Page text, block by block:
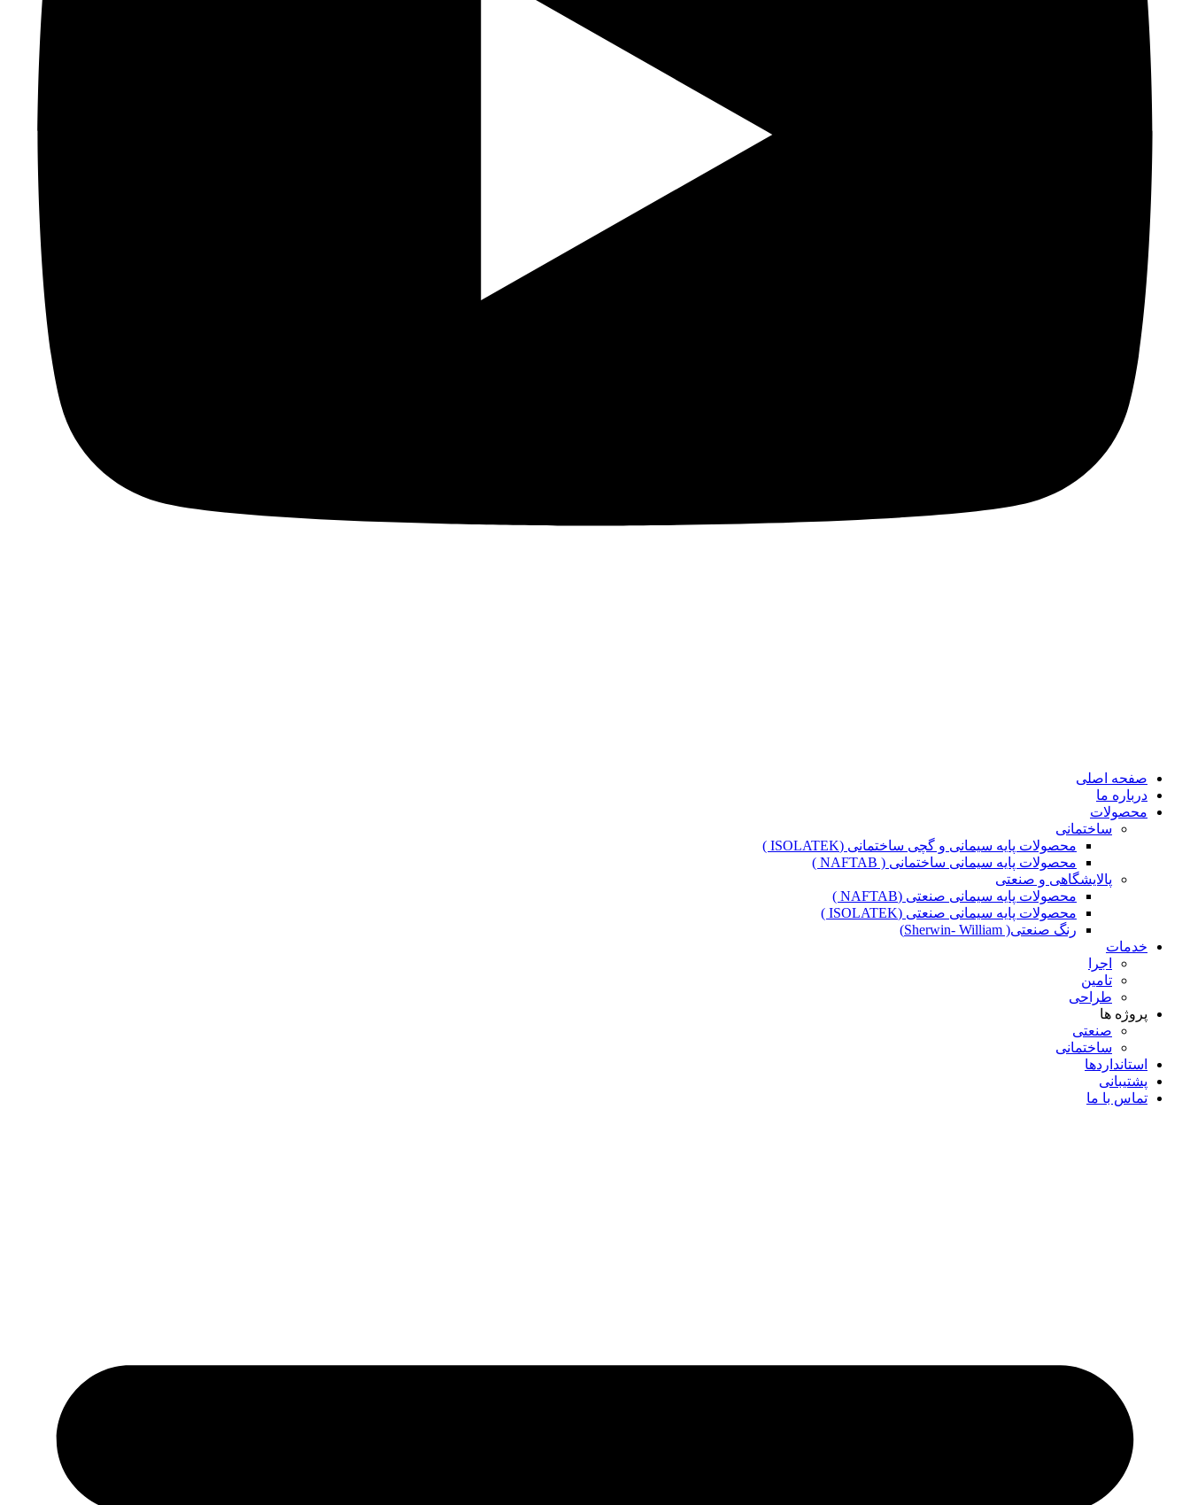
صفحه اصلی
درباره ما
محصولات
ساختمانی
محصولات پایه سیمانی و گچی ساختمانی (ISOLATEK )
محصولات پایه سیمانی ساختمانی ( NAFTAB )
پالایشگاهی و صنعتی
محصولات پایه سیمانی صنعتی (NAFTAB )
محصولات پایه سیمانی صنعتی (ISOLATEK )
رنگ صنعتی( Sherwin- William)
خدمات
اجرا
تامین
طراحی
پروژه ها
صنعتی
ساختمانی
استانداردها
پشتیبانی
تماس با ما